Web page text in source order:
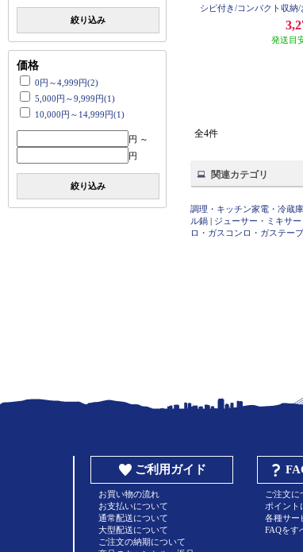
絞り込み
価格
0円～4,999円(2)
5,000円～9,999円(1)
10,000円～14,999円(1)
円 ～
円
絞り込み
シピ付き/コンパクト収納/
発送目
全4件
関連カテゴリ
調理・キッチン家電・冷蔵庫
ル鍋 | ジューサー・ミキサー
ロ・ガスコンロ・ガステー
ご利用ガイド
お買い物の流れ
お支払いについて
通常配送について
大型配送について
ご注文の納期について
ご注文に
ポイント
各種サー
FAQをす